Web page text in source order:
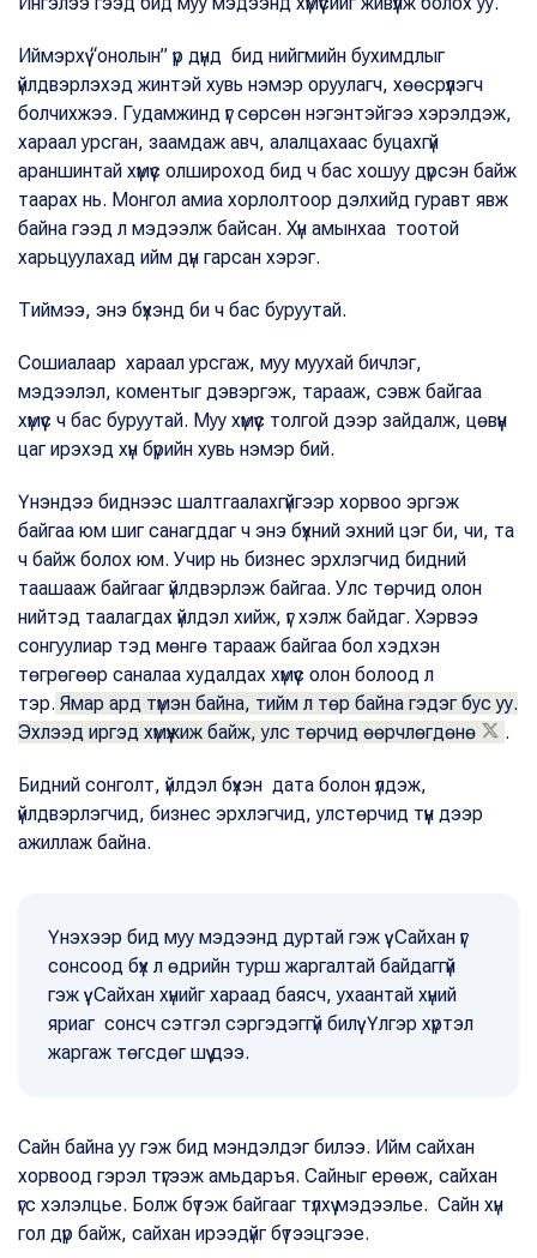
Иймэрхүү “онолын” үр дүнд бид нийгмийн бухимдлыг
үйлдвэрлэхэд жинтэй хувь нэмэр оруулагч, хөөсрүүлэгч
болчихжээ. Гудамжинд үг сөрсөн нэгэнтэйгээ хэрэлдэж,
хараал урсган, заамдаж авч, алалцахаас буцахгүй
араншинтай хүмүүс олшироход бид ч бас хошуу дүрсэн байж
таарах нь. Монгол амиа хорлолтоор дэлхийд гуравт явж
байна гээд л мэдээлж байсан. Хүн амынхаа тоотой
харьцуулахад ийм дүн гарсан хэрэг.
Тиймээ, энэ бүхэнд би ч бас буруутай.
Сошиалаар хараал урсгаж, муу муухай бичлэг,
мэдээлэл, коментыг дэвэргэж, тарааж, сэвж байгаа
хүмүүс ч бас буруутай. Муу хүмүүс толгой дээр зайдалж, цөвүүн
цаг ирэхэд хүн бүрийн хувь нэмэр бий.
Үнэндээ биднээс шалтгаалахгүйгээр хорвоо эргэж
байгаа юм шиг санагддаг ч энэ бүхний эхний цэг би, чи, та
ч байж болох юм. Учир нь бизнес эрхлэгчид бидний
таашааж байгааг үйлдвэрлэж байгаа. Улс төрчид олон
нийтэд таалагдах үйлдэл хийж, үг хэлж байдаг. Хэрвээ
сонгуулиар тэд мөнгө тарааж байгаа бол хэдхэн
төгрөгөөр саналаа худалдах хүмүүс олон болоод л
тэр. Ямар ард түмэн байна, тийм л төр байна гэдэг бус уу.
Эхлээд иргэд хүмүүжиж байж, улс төрчид өөрчлөгдөнө
.
Бидний сонголт, үйлдэл бүхэн дата болон үлдэж,
үйлдвэрлэгчид, бизнес эрхлэгчид, улстөрчид түүн дээр
ажиллаж байна.
Үнэхээр бид муу мэдээнд дуртай гэж үү. Сайхан үг
сонсоод бүх л өдрийн турш жаргалтай байдаггүй
гэж үү. Сайхан хүнийг хараад баясч, ухаантай хүний
яриаг сонсч сэтгэл сэргэдэггүй билүү. Үлгэр хүртэл
жаргаж төгсдөг шүү дээ.
Сайн байна уу гэж бид мэндэлдэг билээ. Ийм сайхан
хорвоод гэрэл түгээж амьдаръя. Сайныг ерөөж, сайхан
үгс хэлэлцье. Болж бүтэж байгааг түлхүү мэдээлье. Сайн хүн
гол дүр байж, сайхан ирээдүйг бүтээцгээе.